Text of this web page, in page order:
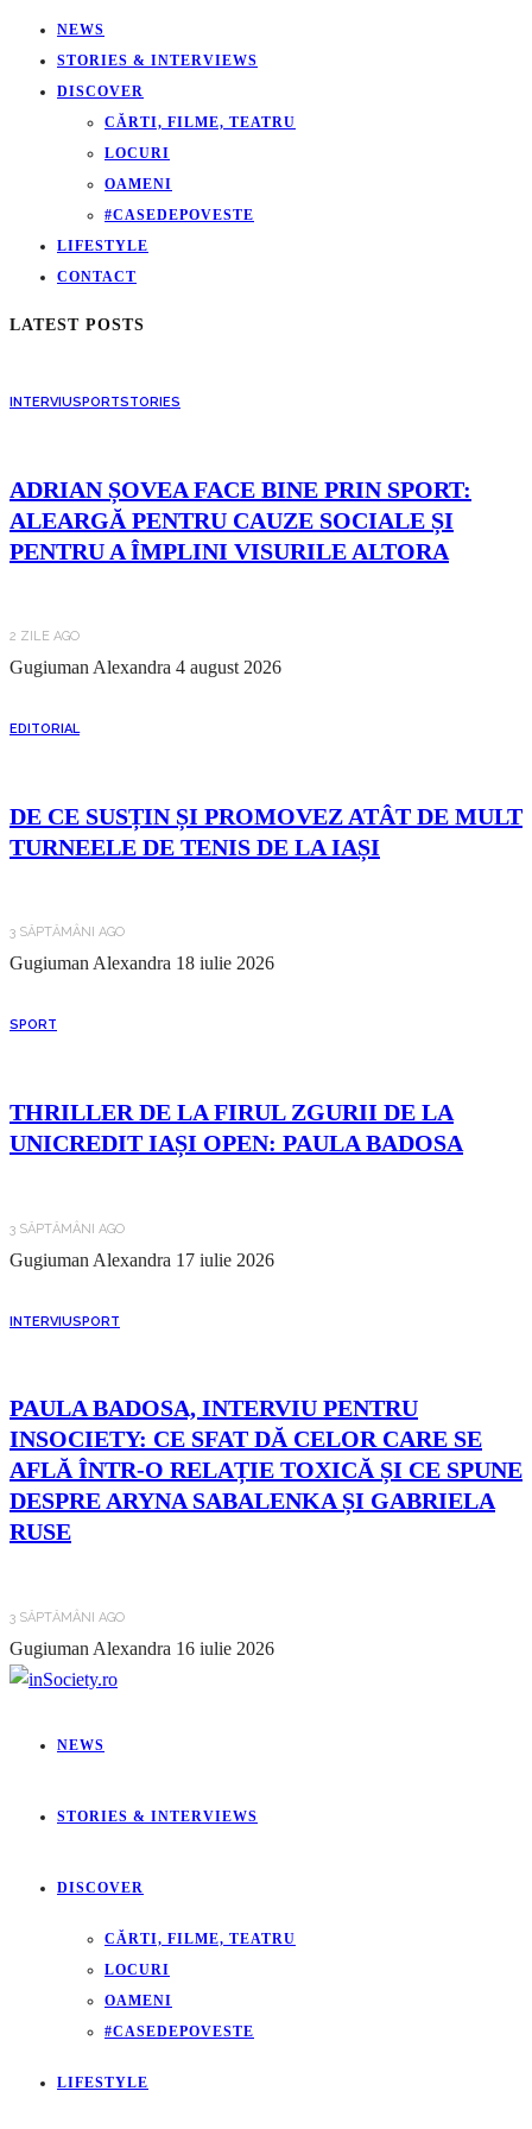
NEWS
STORIES & INTERVIEWS
DISCOVER
CĂRTI, FILME, TEATRU
LOCURI
OAMENI
#CASEDEPOVESTE
LIFESTYLE
CONTACT
LATEST POSTS
INTERVIUSPORTSTORIES
ADRIAN ȘOVEA FACE BINE PRIN SPORT:
ALEARGĂ PENTRU CAUZE SOCIALE ȘI
PENTRU A ÎMPLINI VISURILE ALTORA
2 ZILE AGO
Gugiuman Alexandra 4 august 2026
EDITORIAL
DE CE SUSȚIN ȘI PROMOVEZ ATÂT DE MULT
TURNEELE DE TENIS DE LA IAȘI
3 SĂPTĂMÂNI AGO
Gugiuman Alexandra 18 iulie 2026
SPORT
THRILLER DE LA FIRUL ZGURII DE LA
UNICREDIT IAȘI OPEN: PAULA BADOSA
3 SĂPTĂMÂNI AGO
Gugiuman Alexandra 17 iulie 2026
INTERVIUSPORT
PAULA BADOSA, INTERVIU PENTRU
INSOCIETY: CE SFAT DĂ CELOR CARE SE
AFLĂ ÎNTR-O RELAȚIE TOXICĂ ȘI CE SPUNE
DESPRE ARYNA SABALENKA ȘI GABRIELA
RUSE
3 SĂPTĂMÂNI AGO
Gugiuman Alexandra 16 iulie 2026
NEWS
STORIES & INTERVIEWS
DISCOVER
CĂRTI, FILME, TEATRU
LOCURI
OAMENI
#CASEDEPOVESTE
LIFESTYLE